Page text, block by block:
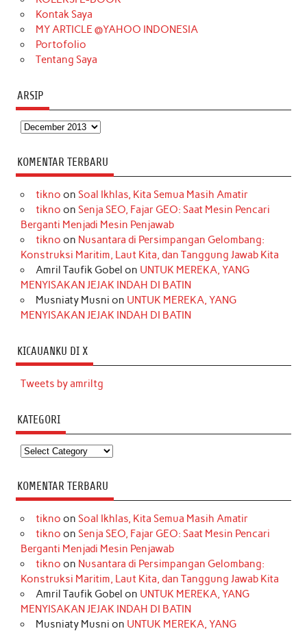
m
Kontak Saya
MY ARTICLE @YAHOO INDONESIA
Portofolio
Tentang Saya
ARSIP
Arsip
KOMENTAR TERBARU
tikno on Soal Ikhlas, Kita Semua Masih Amatir
tikno on Senja SEO, Fajar GEO: Saat Mesin Pencari
Berganti Menjadi Mesin Penjawab
tikno on Nusantara di Persimpangan Gelombang:
Konstruksi Maritim, Laut Kita, dan Tanggung Jawab Kita
Amril Taufik Gobel on UNTUK MEREKA, YANG
MENYISAKAN JEJAK INDAH DI BATIN
Musniaty Musni on UNTUK MEREKA, YANG
MENYISAKAN JEJAK INDAH DI BATIN
KICAUANKU DI X
Tweets by amriltg
KATEGORI
Kategori
KOMENTAR TERBARU
tikno on Soal Ikhlas, Kita Semua Masih Amatir
tikno on Senja SEO, Fajar GEO: Saat Mesin Pencari
Berganti Menjadi Mesin Penjawab
tikno on Nusantara di Persimpangan Gelombang:
Konstruksi Maritim, Laut Kita, dan Tanggung Jawab Kita
Amril Taufik Gobel on UNTUK MEREKA, YANG
MENYISAKAN JEJAK INDAH DI BATIN
Musniaty Musni on UNTUK MEREKA, YANG